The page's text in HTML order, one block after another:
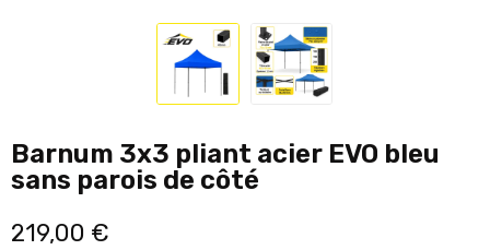
Barnum 3x3 pliant acier EVO bleu
sans parois de côté
219,00 €